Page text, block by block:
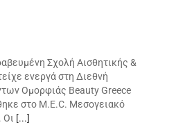
Σχολή Αισθητικής &
ενεργά στη Διεθνή
Ομορφιάς Beauty Greece
στο M.E.C. Μεσογειακό
Οι [...]